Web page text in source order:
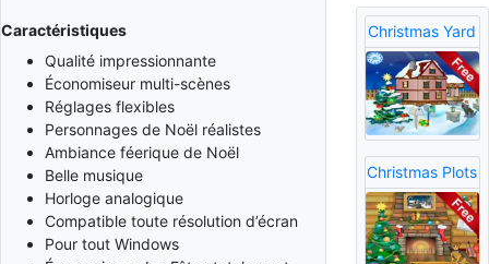
Caractéristiques
Qualité impressionnante
Économiseur multi-scènes
Réglages flexibles
Personnages de Noël réalistes
Ambiance féerique de Noël
Belle musique
Horloge analogique
Compatible toute résolution d’écran
Pour tout Windows
Christmas Yard
Christmas Plots